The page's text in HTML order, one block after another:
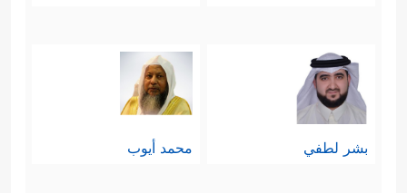
بشر لطفي محمد أيوب